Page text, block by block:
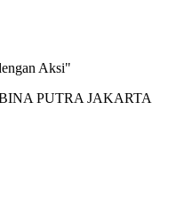
Aksi"
PUTRA JAKARTA